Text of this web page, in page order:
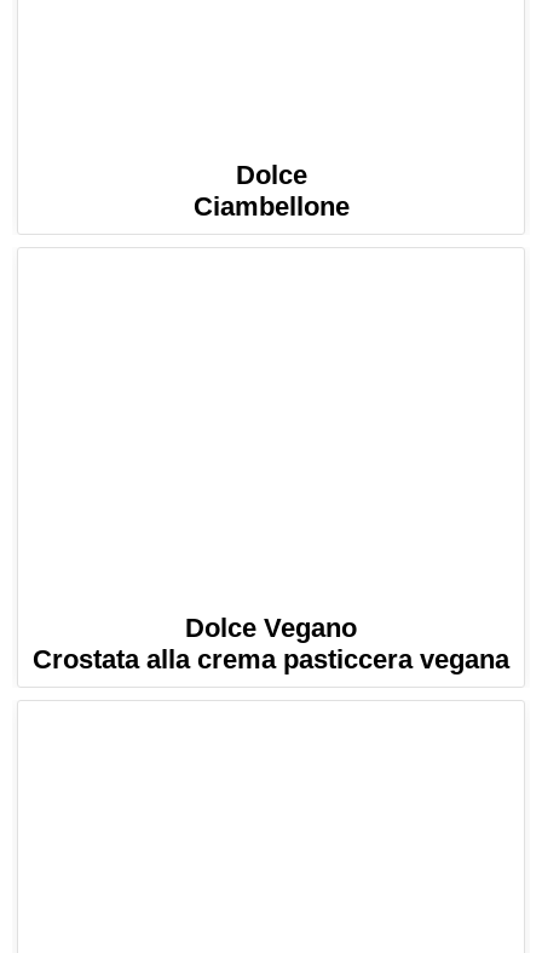
Dolce
Ciambellone
Dolce Vegano
Crostata alla crema pasticcera vegana